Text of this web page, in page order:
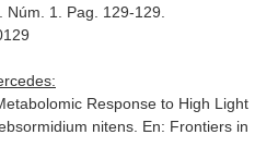
Núm. 1. Pag. 129-129.
Response to High Light
nitens. En: Frontiers in